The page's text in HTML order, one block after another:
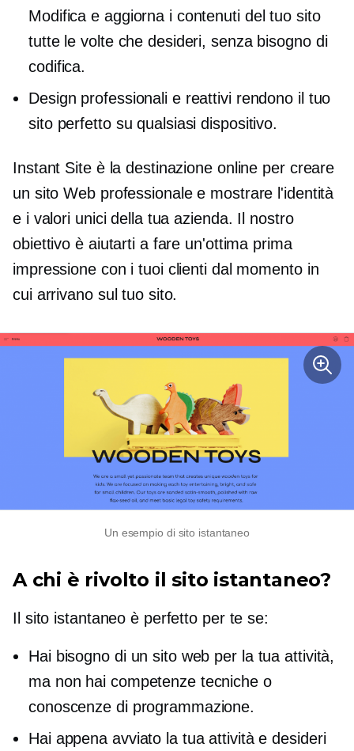
Modifica e aggiorna i contenuti del tuo sito
tutte le volte che desideri, senza bisogno di
codifica.
Design professionali e reattivi rendono il tuo
sito perfetto su qualsiasi dispositivo.
Instant Site è la destinazione online per creare
un sito Web professionale e mostrare l'identità
e i valori unici della tua azienda. Il nostro
obiettivo è aiutarti a fare un'ottima prima
impressione con i tuoi clienti dal momento in
cui arrivano sul tuo sito.
Un esempio di sito istantaneo
A chi è rivolto il sito istantaneo?
Il sito istantaneo è perfetto per te se:
Hai bisogno di un sito web per la tua attività,
ma non hai competenze tecniche o
conoscenze di programmazione.
Hai appena avviato la tua attività e desideri